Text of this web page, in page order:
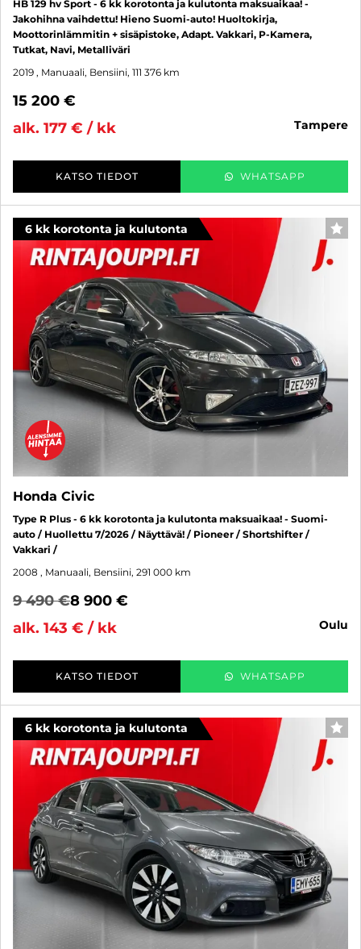
HB 129 hv Sport - 6 kk korotonta ja kulutonta maksuaikaa! -
Jakohihna vaihdettu! Hieno Suomi-auto! Huoltokirja,
Moottorinlämmitin + sisäpistoke, Adapt. Vakkari, P-Kamera,
Tutkat, Navi, Metalliväri
2019 , Manuaali, Bensiini, 111 376 km
15 200 €
alk. 177 € / kk
tampere
KATSO TIEDOT WHATSAPP
6 kk korotonta ja kulutonta
Honda Civic
Type R Plus - 6 kk korotonta ja kulutonta maksuaikaa! - Suomi-
auto / Huollettu 7/2026 / Näyttävä! / Pioneer / Shortshifter /
Vakkari /
2008 , Manuaali, Bensiini, 291 000 km
9 490 €8 900 €
alk. 143 € / kk
oulu
KATSO TIEDOT WHATSAPP
6 kk korotonta ja kulutonta